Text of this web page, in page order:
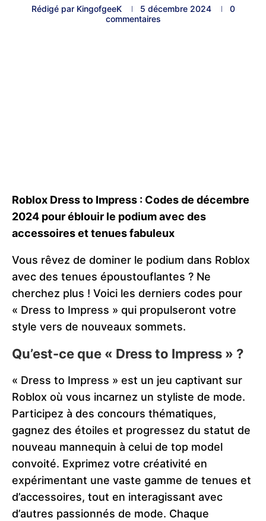
Rédigé par KingofgeeK 5 décembre 2024
0
commentaires
Roblox Dress to Impress : Codes de décembre
2024 pour éblouir le podium avec des
accessoires et tenues fabuleux
Vous rêvez de dominer le podium dans Roblox
avec des tenues époustouflantes ? Ne
cherchez plus ! Voici les derniers codes pour
« Dress to Impress » qui propulseront votre
style vers de nouveaux sommets.
Qu’est-ce que « Dress to Impress » ?
« Dress to Impress » est un jeu captivant sur
Roblox où vous incarnez un styliste de mode.
Participez à des concours thématiques,
gagnez des étoiles et progressez du statut de
nouveau mannequin à celui de top model
convoité. Exprimez votre créativité en
expérimentant une vaste gamme de tenues et
d’accessoires, tout en interagissant avec
d’autres passionnés de mode. Chaque